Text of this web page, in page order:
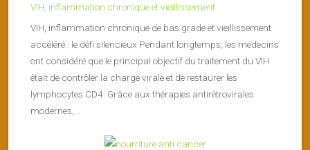
VIH, inflammation chronique et vieillissement
VIH, inflammation chronique de bas grade et vieillissement
accéléré : le défi silencieux Pendant longtemps, les médecins
ont considéré que le principal objectif du traitement du VIH
était de contrôler la charge virale et de restaurer les
lymphocytes CD4. Grâce aux thérapies antirétrovirales
modernes,...